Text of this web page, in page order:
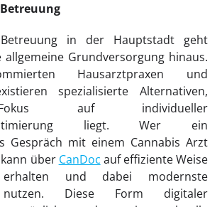
Betreuung in der Hauptstadt geht
Grundversorgung hinaus.
Hausarztpraxen und
spezialisierte Alternativen,
auf individueller
liegt. Wer ein
Gespräch mit einem Cannabis Arzt
über CanDoc auf effiziente Weise
und dabei modernste
nutzen. Diese Form digitaler